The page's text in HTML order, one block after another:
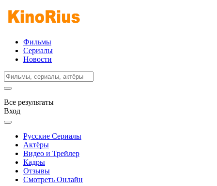
Фильмы
Сериалы
Новости
Все результаты
Вход
Русские Сериалы
Актёры
Видео и Трейлер
Кадры
Отзывы
Смотреть Онлайн